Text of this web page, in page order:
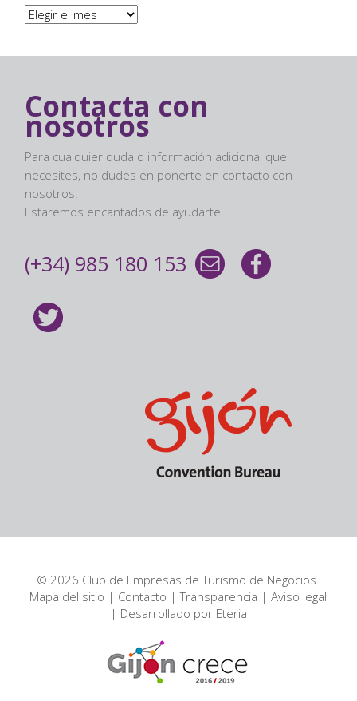
Archivos
Contacta con
nosotros
Para cualquier duda o información adicional que
necesites, no dudes en ponerte en contacto con
nosotros.
Estaremos encantados de ayudarte.
(+34) 985 180 153
© 2026 Club de Empresas de Turismo de Negocios.
Mapa del sitio | Contacto |Transparencia |Aviso legal
| Desarrollado por Eteria